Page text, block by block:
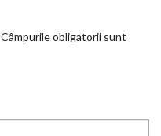
Câmpurile obligatorii sunt